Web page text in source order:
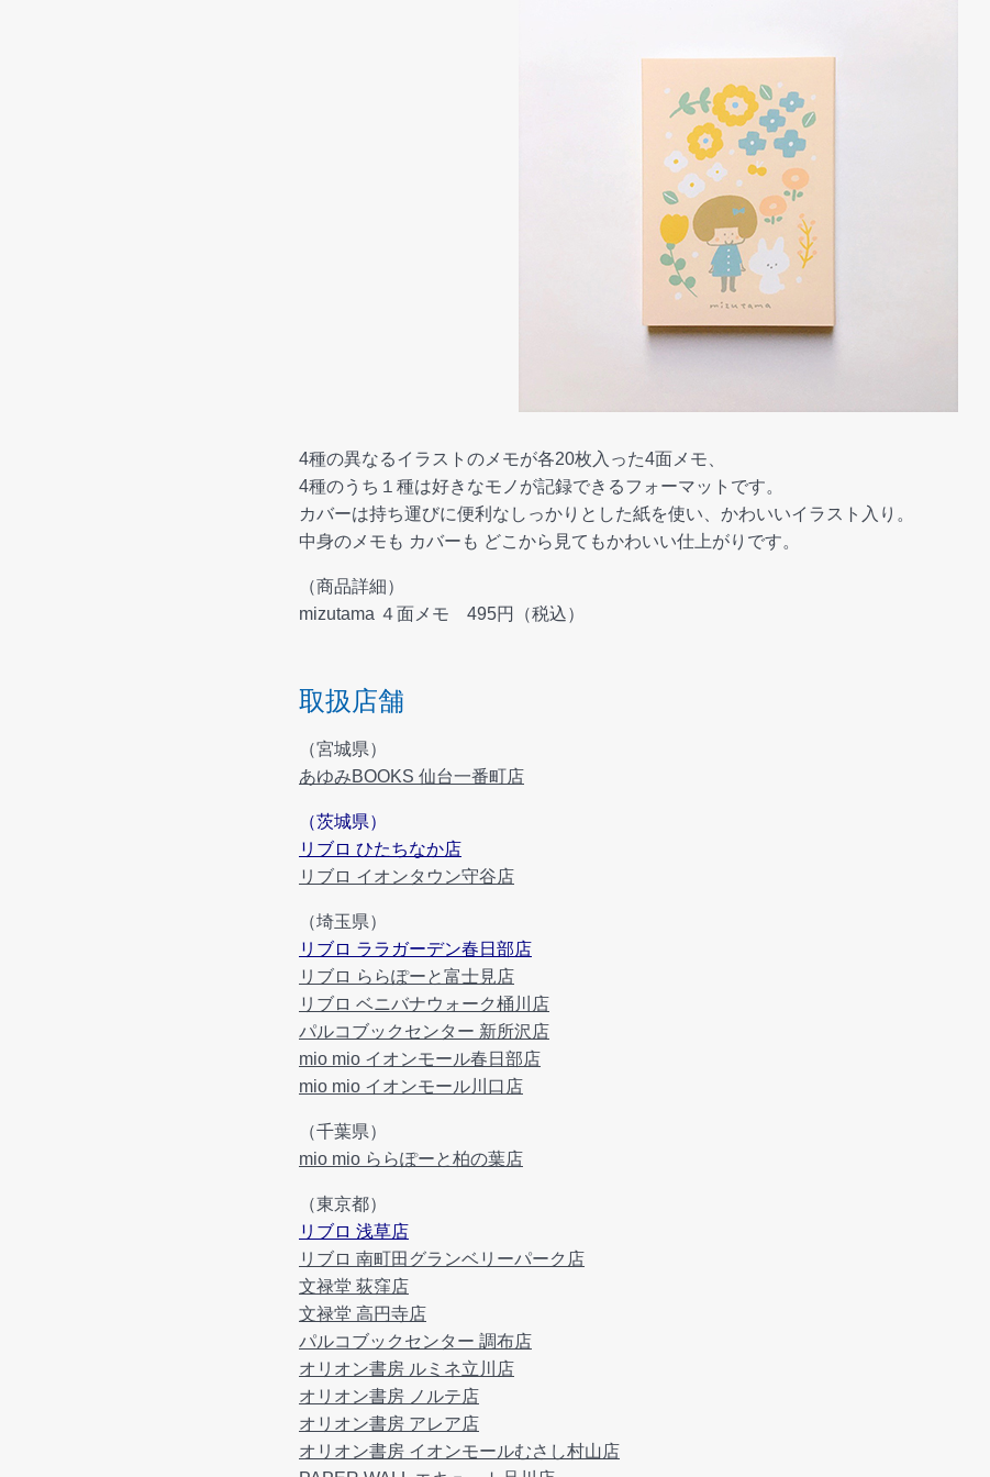
4種の異なるイラストのメモが各20枚入った4面メモ、
4種のうち１種は好きなモノが記録できるフォーマットです。
カバーは持ち運びに便利なしっかりとした紙を使い、かわいいイラスト入り。
中身のメモも カバーも どこから見てもかわいい仕上がりです。
（商品詳細）
mizutama ４面メモ 495円（税込）
取扱店舗
（宮城県）
あゆみBOOKS 仙台一番町店
（茨城県）
リブロ ひたちなか店
リブロ イオンタウン守谷店
（埼玉県）
リブロ ララガーデン春日部店
リブロ ららぽーと富士見店
リブロ ベニバナウォーク桶川店
パルコブックセンター 新所沢店
mio mio イオンモール春日部店
mio mio イオンモール川口店
（千葉県）
mio mio ららぽーと柏の葉店
（東京都）
リブロ 浅草店
リブロ 南町田グランベリーパーク店
文禄堂 荻窪店
文禄堂 高円寺店
パルコブックセンター 調布店
オリオン書房 ルミネ立川店
オリオン書房 ノルテ店
オリオン書房 アレア店
オリオン書房 イオンモールむさし村山店